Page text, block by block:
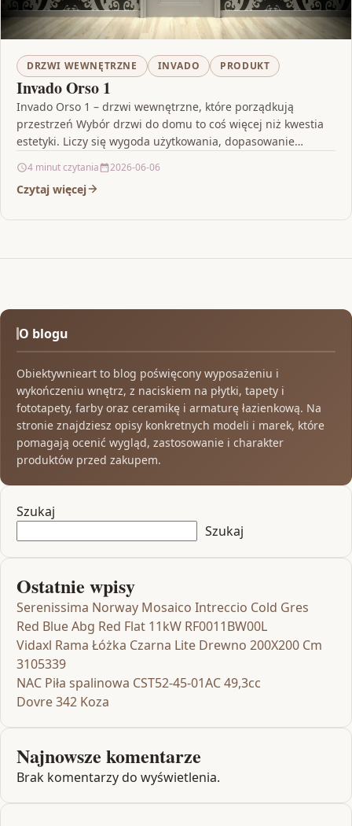
DRZWI WEWNĘTRZNE INVADO PRODUKT
Invado Orso 1
Invado Orso 1 – drzwi wewnętrzne, które porządkują
przestrzeń Wybór drzwi do domu to coś więcej niż kwestia
estetyki. Liczy się wygoda użytkowania, dopasowanie…
4 minut czytania 2026-06-06
Czytaj więcej
O blogu
Obiektywnieart to blog poświęcony wyposażeniu i
wykończeniu wnętrz, z naciskiem na płytki, tapety i
fototapety, farby oraz ceramikę i armaturę łazienkową. Na
stronie znajdziesz opisy konkretnych modeli i marek, które
pomagają ocenić wygląd, zastosowanie i charakter
produktów przed zakupem.
Szukaj
Szukaj
Ostatnie wpisy
Serenissima Norway Mosaico Intreccio Cold Gres
Red Blue Abg Red Flat 11kW RF0011BW00L
Vidaxl Rama Łóżka Czarna Lite Drewno 200X200 Cm
3105339
NAC Piła spalinowa CST52-45-01AC 49,3cc
Dovre 342 Koza
Najnowsze komentarze
Brak komentarzy do wyświetlenia.